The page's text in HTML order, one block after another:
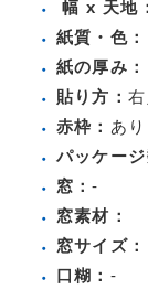
幅 x 天地：
紙質・色：
紙の厚み：
貼り方：
赤枠： あり
パッケージ
窓：-
窓素材：
窓サイズ：
口糊： -